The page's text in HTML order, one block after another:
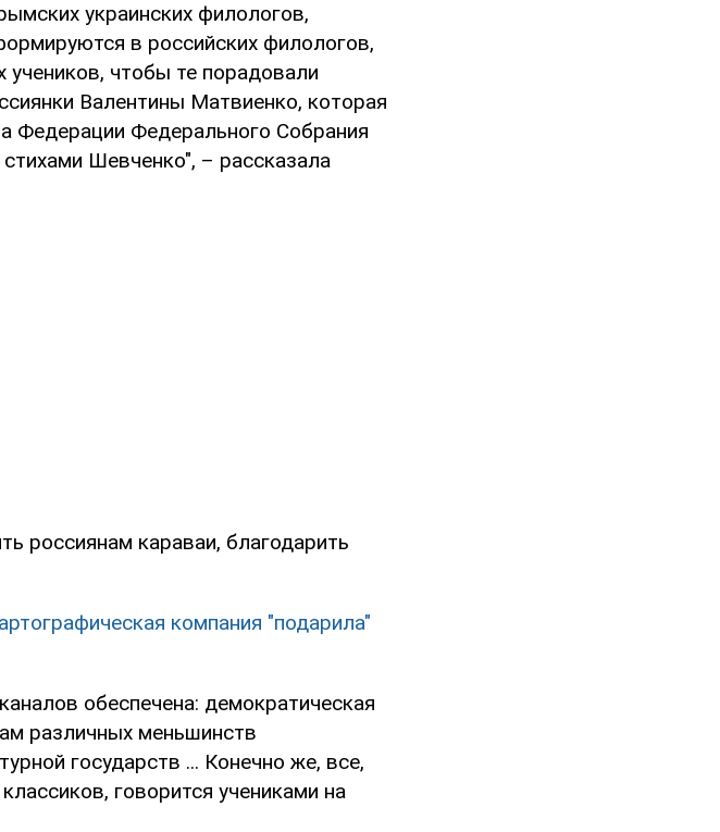
украинских филологов,
в российских филологов,
чтобы те порадовали
Валентины Матвиенко, которая
Федерации Федерального Собрания
Шевченко", – рассказала
россиянам караваи, благодарить
компания "подарила"
обеспечена: демократическая
различных меньшинств
государств ... Конечно же, все,
говорится учениками на